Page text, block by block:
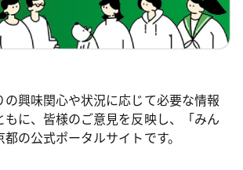
興味関心や状況に応じて必要な情報
もに、皆様のご意見を反映し、「みん
の公式ポータルサイトです。